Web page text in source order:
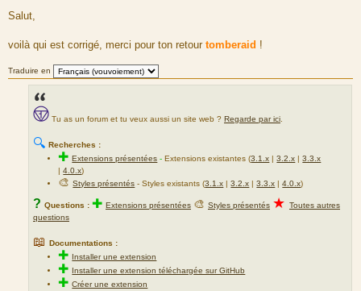
e
s
a
g
Salut,
voilà qui est corrigé, merci pour ton retour tomberaid !
Traduire en
Tu as un forum et tu veux aussi un site web ? Regarde par ici
🔍 Recherches :
✚Extensions présentées -Extensions existantes (3.1.x |3.2.x |3.3.x
|4.0.x)
🎨Styles présentés - Styles existants (3.1.x |3.2.x |3.3.x |4.0.x)
? Questions : ✚ Extensions présentées 🎨 Styles présentés ★ Toutes autres
questions
📖 Documentations :
✚ Installer une extension
✚ Installer une extension téléchargée sur GitHub
✚Créer une extension